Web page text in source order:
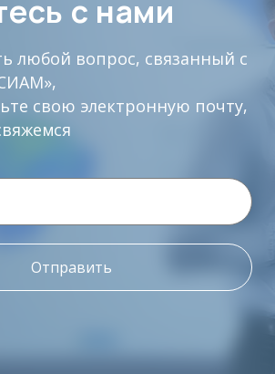
с нами
любой вопрос, связанный с
свою электронную почту,
Отправить